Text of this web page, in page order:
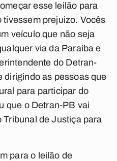
esse leilão para
prejuizo. Vocês
veículo que não seja
via da Paraíba e
do Detran-
dirigindo as pessoas que
para participar do
que o Detran-PB vai
Tribunal de Justiça para
para o leilão de